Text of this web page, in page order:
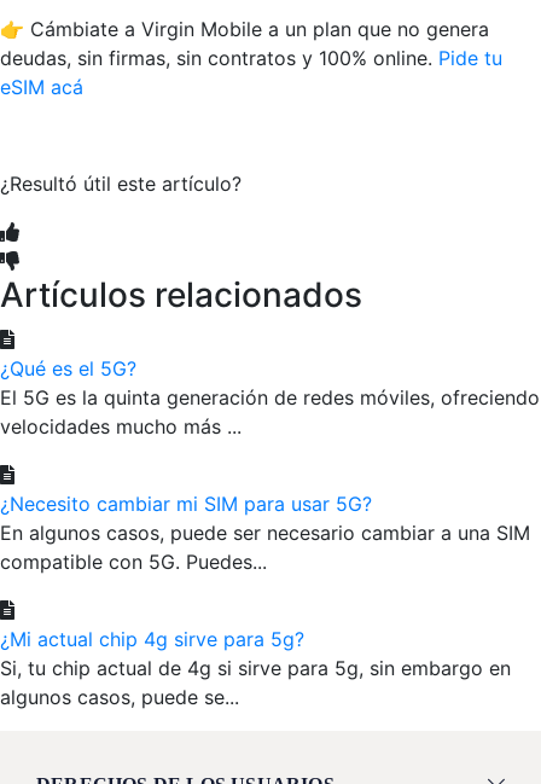
👉 Cámbiate a Virgin Mobile a un plan que no genera
deudas, sin firmas, sin contratos y 100% online. Pide tu
eSIM acá
¿Resultó útil este artículo?
Artículos relacionados
¿Qué es el 5G?
El 5G es la quinta generación de redes móviles, ofreciendo
velocidades mucho más ...
¿Necesito cambiar mi SIM para usar 5G?
En algunos casos, puede ser necesario cambiar a una SIM
compatible con 5G. Puedes...
¿Mi actual chip 4g sirve para 5g?
Si, tu chip actual de 4g si sirve para 5g, sin embargo en
algunos casos, puede se...